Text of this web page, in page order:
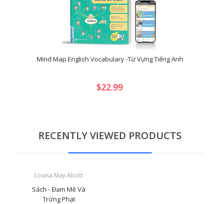
Mind Map English Vocabulary -Từ Vựng Tiếng Anh
$22.99
RECENTLY VIEWED PRODUCTS
Louisa May Alcott
Sách - Đam Mê Và
Trừng Phạt